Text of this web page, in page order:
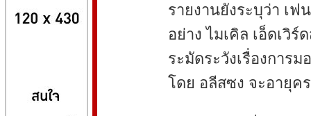
รายงานยังระบุว่า เฟ
อย่าง ไมเคิล เอ็ดเวิ
ระมัดระวังเรื่องการ
โดย อลีสซง จะอายุค